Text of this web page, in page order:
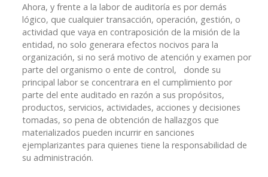
Ahora, y frente a la labor de auditoría es por demás
lógico, que cualquier transacción, operación, gestión, o
actividad que vaya en contraposición de la misión de la
entidad, no solo generara efectos nocivos para la
organización, si no será motivo de atención y examen por
parte del organismo o ente de control, donde su
principal labor se concentrara en el cumplimiento por
parte del ente auditado en razón a sus propósitos,
productos, servicios, actividades, acciones y decisiones
tomadas, so pena de obtención de hallazgos que
materializados pueden incurrir en sanciones
ejemplarizantes para quienes tiene la responsabilidad de
su administración.